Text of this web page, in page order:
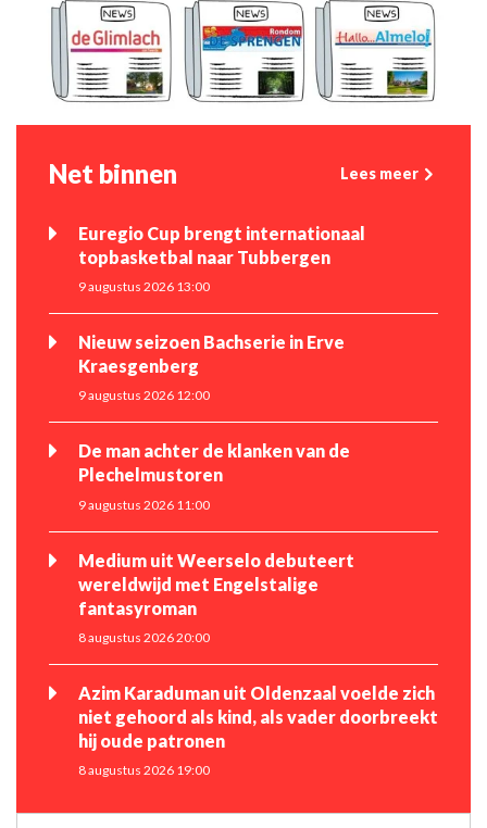
Net binnen Lees meer
Euregio Cup brengt internationaal
topbasketbal naar Tubbergen
9 augustus 2026 13:00
Nieuw seizoen Bachserie in Erve
Kraesgenberg
9 augustus 2026 12:00
De man achter de klanken van de
Plechelmustoren
9 augustus 2026 11:00
Medium uit Weerselo debuteert
wereldwijd met Engelstalige
fantasyroman
8 augustus 2026 20:00
Azim Karaduman uit Oldenzaal voelde zich
niet gehoord als kind, als vader doorbreekt
hij oude patronen
8 augustus 2026 19:00